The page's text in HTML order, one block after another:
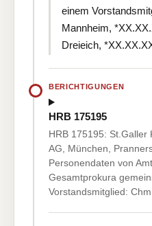
einem
Mannheim,
Dreieich,
BERICHTIGUNGEN
HRB 175195
HRB 175195: St.Galler
AG, München,
Personendaten von
Gesamtprokura
Vorstandsmitglied: